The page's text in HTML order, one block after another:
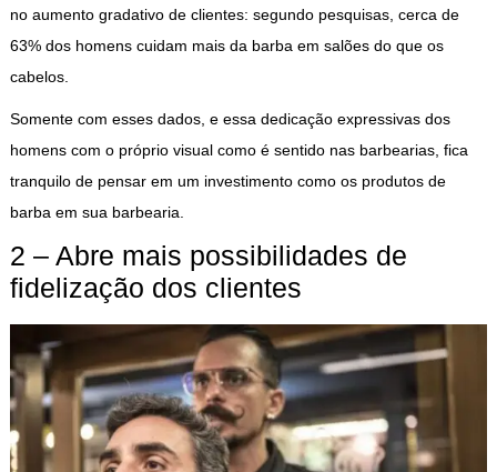
no aumento gradativo de clientes: segundo pesquisas, cerca de
63% dos homens cuidam mais da barba em salões do que os
cabelos.
Somente com esses dados, e essa dedicação expressivas dos
homens com o próprio visual como é sentido nas barbearias, fica
tranquilo de pensar em um investimento como os produtos de
barba em sua barbearia.
2 – Abre mais possibilidades de
fidelização dos clientes